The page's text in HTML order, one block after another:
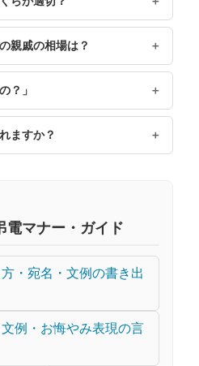
親戚の相場は？
？」
ますか？
電マナー・ガイド
・宛名・文例の書き出
例・お悔やみ表現の言